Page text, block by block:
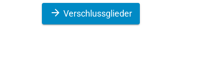
Verschlussglieder